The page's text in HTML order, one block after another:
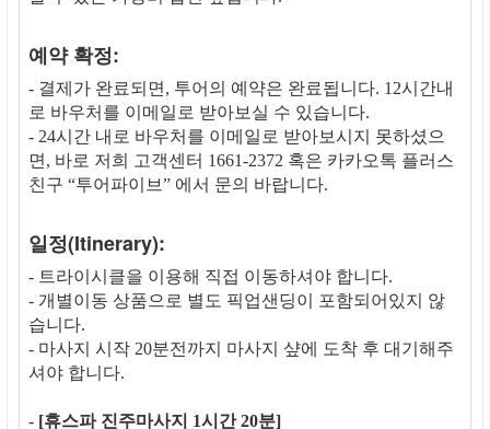
예약 확정:
- 결제가 완료되면, 투어의 예약은 완료됩니다. 12시간내
로 바우처를 이메일로 받아보실 수 있습니다.
- 24시간 내로 바우처를 이메일로 받아보시지 못하셨으
면, 바로 저희 고객센터 1661-2372 혹은 카카오톡 플러스
친구 “투어파이브” 에서 문의 바랍니다.
일정(Itinerary):
- 트라이시클을 이용해 직접 이동하셔야 합니다.
- 개별이동 상품으로 별도 픽업샌딩이 포함되어있지 않
습니다.
- 마사지 시작 20분전까지 마사지 샾에 도착 후 대기해주
셔야 합니다.
- [휴스파 진주마사지 1시간 20분]